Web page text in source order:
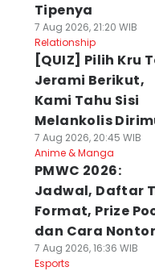
Tipenya
7 Aug 2026, 21:20 WIB
Relationship
[QUIZ] Pilih Kru
Jerami Berikut,
Kami Tahu Sisi
Melankolis
7 Aug 2026, 20:45 WIB
Anime & Manga
PMWC 2026:
Jadwal, Daftar
Format, Prize
dan Cara
7 Aug 2026, 16:36 WIB
Esports